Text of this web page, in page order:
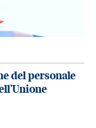
del personale